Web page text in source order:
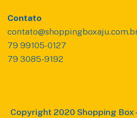
Contato
79 99105-0127
79 3085-9192
Copyright 2020 Shopping Box